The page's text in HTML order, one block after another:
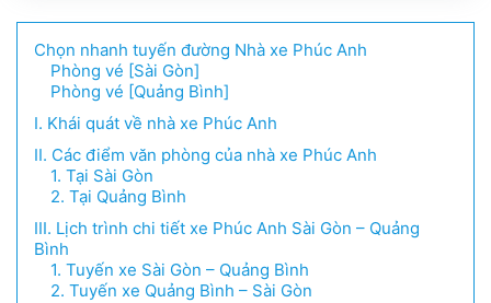
0832.106.249
Chọn nhanh tuyến đường Nhà xe Phúc Anh
Phòng vé [Sài Gòn]
Phòng vé [Quảng Bình]
I. Khái quát về nhà xe Phúc Anh
II. Các điểm văn phòng của nhà xe Phúc Anh
1. Tại Sài Gòn
2. Tại Quảng Bình
III. Lịch trình chi tiết xe Phúc Anh Sài Gòn – Quảng
Bình
1. Tuyến xe Sài Gòn – Quảng Bình
2. Tuyến xe Quảng Bình – Sài Gòn